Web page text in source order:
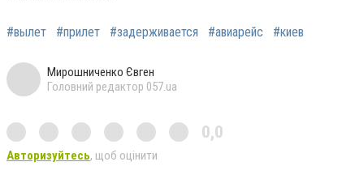
#вылет #прилет #задерживается #авиарейс #киев
Мирошниченко Євген
Головний редактор 057.ua
0,0
Авторизуйтесь, щоб оцінити